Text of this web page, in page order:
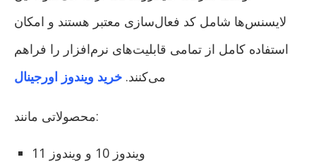
لایسنس‌ها شامل کد فعال‌سازی معتبر هستند و امکان
استفاده کامل از تمامی قابلیت‌های نرم‌افزار را فراهم
می‌کنند. خرید ویندوز اورجینال
محصولاتی مانند:
ویندوز 10 و ویندوز 11